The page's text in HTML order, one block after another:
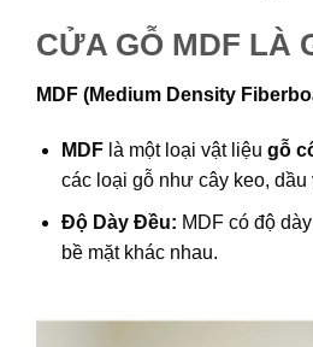
CỬA GỖ MDF LÀ
MDF (Medium Density
MDFlà một loại vật liệu gỗ
các loại gỗ như cây keo, dầu
Độ Dày Đều: MDF có độ
bề mặt khác nhau.